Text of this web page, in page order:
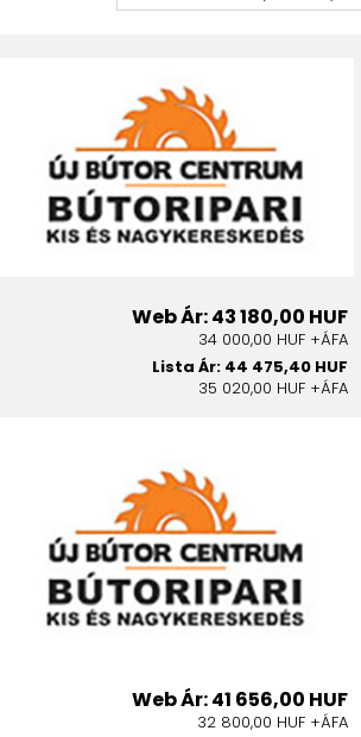
Web Ár: 43 180,00 HUF
34 000,00 HUF +ÁFA
Lista Ár: 44 475,40 HUF
35 020,00 HUF +ÁFA
Web Ár: 41 656,00 HUF
32 800,00 HUF +ÁFA